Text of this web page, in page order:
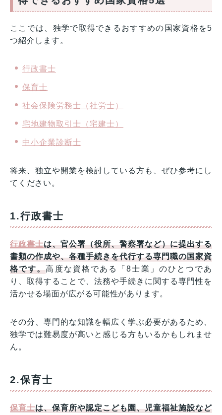
ここでは、独学で取得できるおすすめの国家資格を5
つ紹介します。
行政書士
保育士
社会保険労務士（社労士）
宅地建物取引士（宅建士）
中小企業診断士
将来、独立や開業を検討している方も、ぜひ参考にし
てください。
1.行政書士
行政書士は、官公署（役所、警察署など）に提出する
書類の作成や、各種手続きを代行する専門職の国家資
格です。高度な資格である「8士業」のひとつであ
り、取得することで、法務や手続きに関する専門性を
活かせる場面が広がる可能性があります。
その分、専門的な知識を幅広く学ぶ必要があるため、
独学では難易度が高いと感じる方もいるかもしれませ
ん。
2.保育士
保育士は、保育所や認定こども園、児童福祉施設など